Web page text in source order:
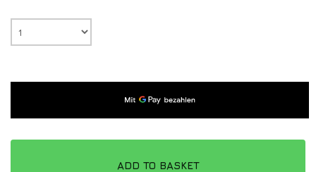
ADD TO BASKET